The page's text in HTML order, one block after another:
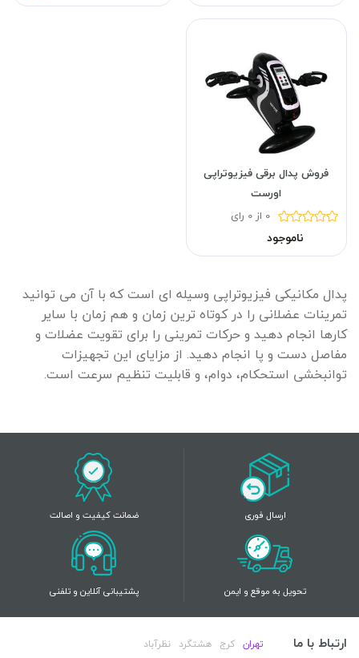
فروش پدال برقی فیزیوتراپی
اورست
0 از 0 رای
ناموجود
پدال مکانیکی فیزیوتراپی وسیله ای است که با آن می توانید
تمرینات عضلانی را در کوتاه ترین زمان و هم زمان با سایر
کارها انجام دهید و حرکات تمرینی را برای تقویت عضلات و
مفاصل دست و پا انجام دهید. از مزایای این تجهیزات
توانبخشی استحکام، دوام، و قابلیت تنظیم سرعت است.
ارسال فوری ضمانت کیفیت و اصالت
تحویل به موقع و ایمن پشتیبانی آنلاین و تلفنی
ارتباط با ما تهران کرج هشتگرد نظرآباد